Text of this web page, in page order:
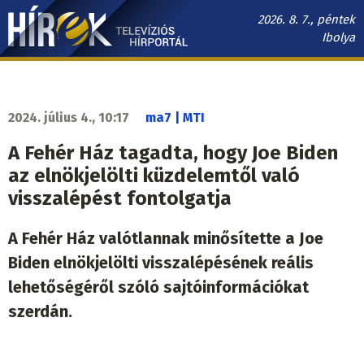
Ugrás
tartalomra
2026. 8. 7., péntek
Ibolya
Hírek.sk
navigáció
2024. július 4., 10:17 ma7 | MTI
A Fehér Ház tagadta, hogy Joe Biden
az elnökjelölti küzdelemtől való
visszalépést fontolgatja
A Fehér Ház valótlannak minősítette a Joe
Biden elnökjelölti visszalépésének reális
lehetőségéről szóló sajtóinformációkat
szerdán.